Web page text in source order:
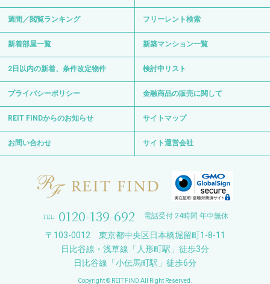
週間／閲覧ランキング フリーレント検索
新着部屋一覧 新築マンション一覧
2日以内の新着、条件改定物件 検討中リスト
プライバシーポリシー 金融商品の販売に関して
REIT FINDからのお知らせ サイトマップ
お問い合わせ サイト運営会社
0120-139-692 電話受付 24時間 年中無休
〒103-0012 東京都中央区日本橋堀留町1-8-11
日比谷線・浅草線「人形町駅」徒歩3分
日比谷線「小伝馬町駅」徒歩6分
Copyright © REIT FIND All Right Reserved.